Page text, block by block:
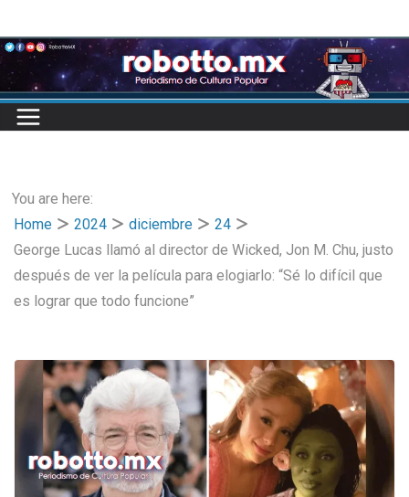
to
content
You are here:
Home
2024 diciembre
24
George Lucas llamó al director de Wicked, Jon M. Chu, justo
después de ver la película para elogiarlo: “Sé lo difícil que
es lograr que todo funcione”